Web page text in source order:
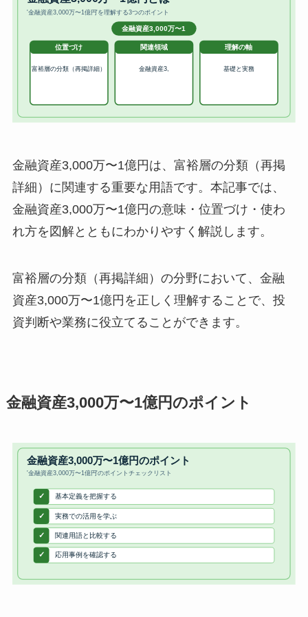
金融資産3,000万〜1億円は、富裕層の分類（再掲
詳細）に関連する重要な用語です。本記事では、
金融資産3,000万〜1億円の意味・位置づけ・使わ
れ方を図解とともにわかりやすく解説します。
富裕層の分類（再掲詳細）の分野において、金融
資産3,000万〜1億円を正しく理解することで、投
資判断や業務に役立てることができます。
金融資産3,000万〜1億円のポイント